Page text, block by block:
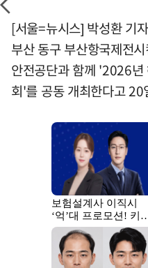
[서울=뉴시스] 박성환 기
부산 동구 부산항국제전
안전공단과 함께 '2026년
회'를 공동 개최한다고 20